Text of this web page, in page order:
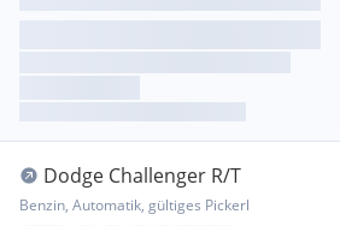
Dodge Challenger R/T
Benzin, Automatik, gültiges Pickerl